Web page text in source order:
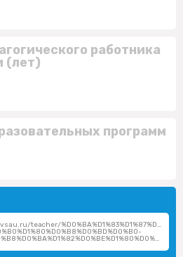
работника
(лет)
программ
teacher/
%D0%B2%D0%B8%D0%BA%D1%82%D0%BE%D1%80%D0%BE%D0%B2%D0%BD%D0%B0/